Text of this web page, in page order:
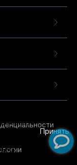
Принять